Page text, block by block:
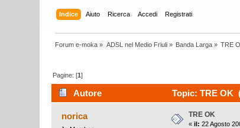
Indice Aiuto Ricerca Accedi Registrati
Forum e-moka » ADSL nel Medio Friuli» Banda Larga » TRE
Pagine: [1]
Autore Topic: TRE OK
norica TRE OK
«il: 22 Agosto